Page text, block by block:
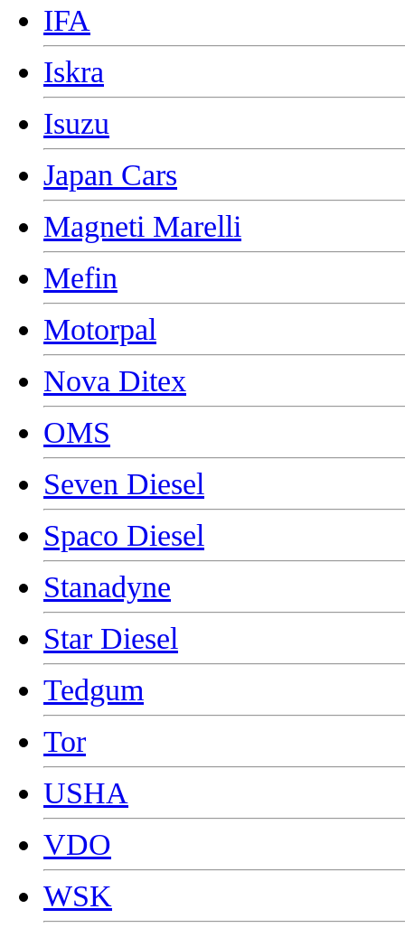
IFA
Iskra
Isuzu
Japan Cars
Magneti Marelli
Mefin
Motorpal
Nova Ditex
OMS
Seven Diesel
Spaco Diesel
Stanadyne
Star Diesel
Tedgum
Tor
USHA
VDO
WSK